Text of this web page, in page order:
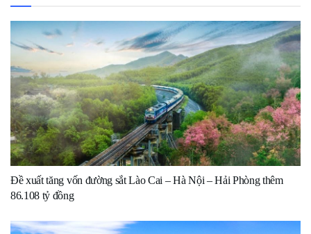
Đề xuất tăng vốn đường sắt Lào Cai – Hà Nội – Hải Phòng thêm
86.108 tỷ đồng